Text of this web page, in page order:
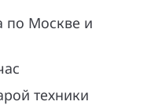
по Москве и
техники